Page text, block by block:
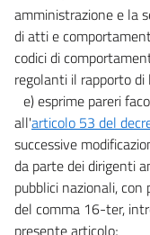
amministrazione e la
di atti e
codici di
regolanti il rapporto di
e) esprime pareri
all'articolo 53 del
successive
da parte dei dirigenti
pubblici nazionali,
del comma 16-ter,
presente articolo;